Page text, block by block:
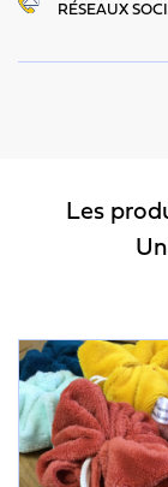
RÉSEAUX
Les